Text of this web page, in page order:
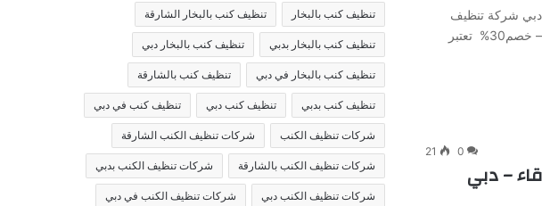
شركة تنظيف
كنب في القصيص – دبي 0555980700 – خصم30% تعتبر
0
21
– دبي
تنظيف كنب بالبخار تنظيف كنب بالبخار الشارقة
تنظيف كنب بالبخار بدبي تنظيف كنب بالبخار دبي
تنظيف كنب بالبخار في دبي تنظيف كنب بالشارقة
تنظيف كنب بدبي تنظيف كنب دبي تنظيف كنب في دبي
شركات تنظيف الكنب شركات تنظيف الكنب الشارقة
شركات تنظيف الكنب بالشارقة شركات تنظيف الكنب بدبي
شركات تنظيف الكنب دبي شركات تنظيف الكنب في دبي